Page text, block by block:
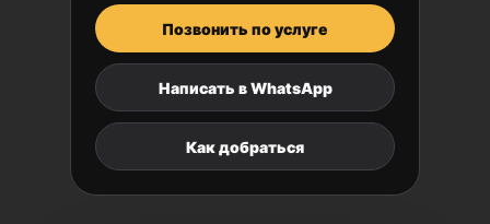
Позвонить по услуге
Написать в WhatsApp
Как добраться